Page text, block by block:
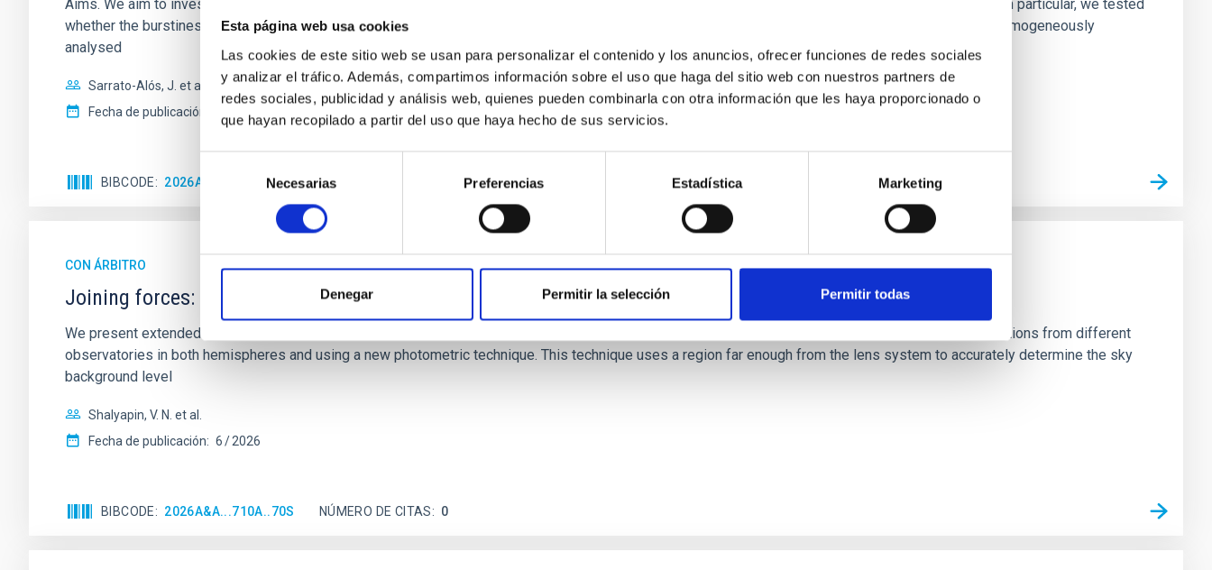
Esta página web usa cookies
Las cookies de este sitio web se usan para personalizar el contenido y los anuncios, ofrecer funciones de redes sociales
y analizar el tráfico. Además, compartimos información sobre el uso que haga del sitio web con nuestros partners de
redes sociales, publicidad y análisis web, quienes pueden combinarla con otra información que les haya proporcionado o
que hayan recopilado a partir del uso que haya hecho de sus servicios.
de
consentimiento
Necesarias Preferencias Estadística Marketing
Denegar Permitir la selección Permitir todas
Aims. We aim to investigate the connection between star formation histories (SFHs) and the inner dark matter density profiles of simulated galaxies. In particular, we tested
whether the burstiness and temporal distribution of star formation influence the formation of cored versus cuspy dark matter profiles. Methods. We homogeneously
analysed
Sarrato-Alós, J. et al.
Fecha de publicación:
2026
BIBCODE 2026A&A...710A..95S NÚMERO DE CITAS
CON ÁRBITRO
Joining forces: 30 years of optical monitoring of the Einstein Cross
We present extended optical monitoring of the quadruply-imaged gravitationally lensed quasar QSO 2237+0305, the Einstein Cross, including observations from different
observatories in both hemispheres and using a new photometric technique. This technique uses a region far enough from the lens system to accurately determine the sky
background level
Shalyapin, V. N. et al.
Fecha de publicación: 6 2026
BIBCODE 2026A&A...710A..70S NÚMERO DE CITAS 0